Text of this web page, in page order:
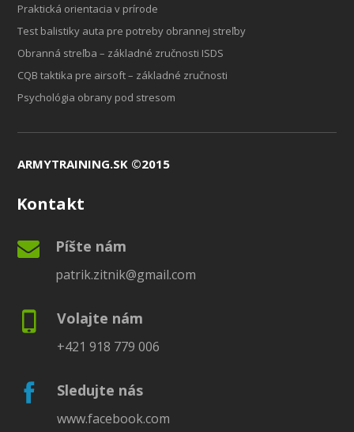
Praktická orientacia v prírode
Test balistiky auta pre potreby obrannej streľby
Obranná streľba – základné zručnosti ISDS
CQB taktika pre airsoft – základné zručnosti
Psychológia obrany pod stresom
ARMYTRAINING.SK ©2015
Kontakt
Píšte nám
patrik.zitnik@gmail.com
Volajte nám
+421 918 779 006
Sledujte nás
www.facebook.com